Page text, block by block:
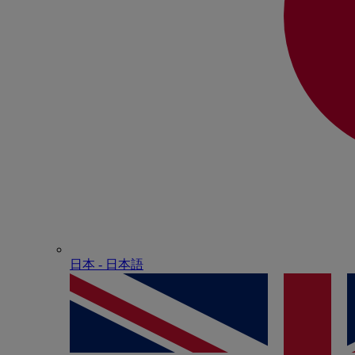
日本 - ⽇本語